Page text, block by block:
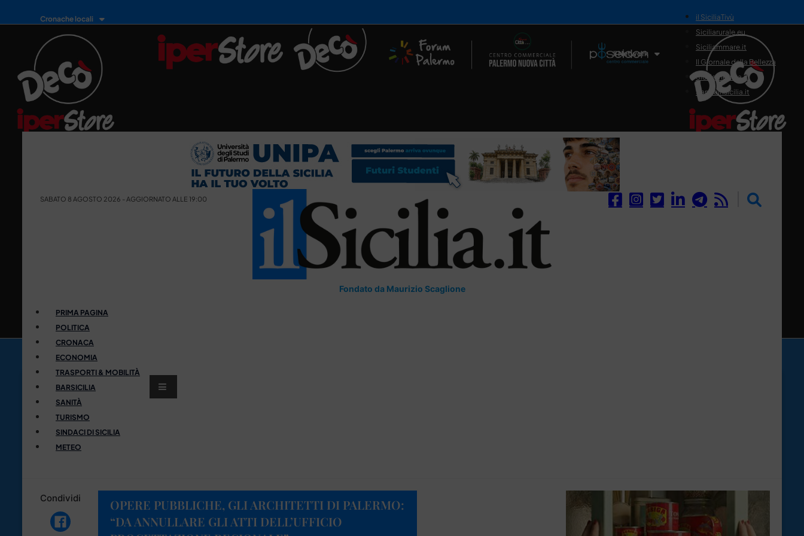
Cronache locali
Il Network
il SiciliaTivù
Siciliarurale.eu
Siciliammare.it
Il Giornale della Bellezza
Siciliamedica.it
Sanitainsicilia.it
SABATO 8 AGOSTO 2026 - AGGIORNATO ALLE 19:00
Fondato da Maurizio Scaglione
PRIMA PAGINA
POLITICA
CRONACA
ECONOMIA
TRASPORTI & MOBILITÀ
BARSICILIA
SANITÀ
TURISMO
SINDACI DI SICILIA
METEO
Condividi
OPERE PUBBLICHE, GLI ARCHITETTI DI PALERMO:
“DA ANNULLARE GLI ATTI DELL’UFFICIO